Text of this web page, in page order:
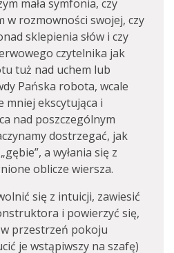
mała symfonia, czy
w rozmowności swojej, czy
sklepienia słów i czy
czytelnika jak
tuż nad uchem lub
Pańska robota, wcale
mniej ekscytująca i
nad poszczególnym
dostrzegać, jak
a wyłania się z
oblicze wiersza.
się z intuicji, zawiesić
i powierzyć się,
przestrzeń pokoju
je wstąpiwszy na szafę)